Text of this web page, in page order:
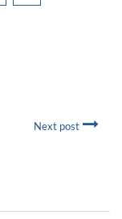
Next post